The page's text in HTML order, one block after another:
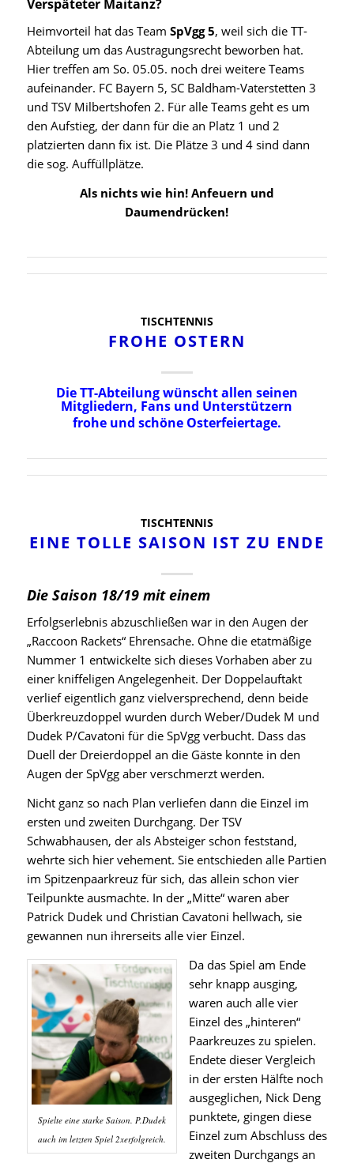
Verspäteter Maitanz?
Heimvorteil hat das Team SpVgg 5, weil sich die TT-
Abteilung um das Austragungsrecht beworben hat.
Hier treffen am So. 05.05. noch drei weitere Teams
aufeinander. FC Bayern 5, SC Baldham-Vaterstetten 3
und TSV Milbertshofen 2. Für alle Teams geht es um
den Aufstieg, der dann für die an Platz 1 und 2
platzierten dann fix ist. Die Plätze 3 und 4 sind dann
die sog. Auffüllplätze.
Als nichts wie hin! Anfeuern und
Daumendrücken!
TISCHTENNIS
FROHE OSTERN
Die TT-Abteilung wünscht allen seinen
Mitgliedern, Fans und Unterstützern
frohe und schöne Osterfeiertage.
TISCHTENNIS
EINE TOLLE SAISON IST ZU ENDE
Die Saison 18/19 mit einem
Erfolgserlebnis abzuschließen war in den Augen der
„Raccoon Rackets“ Ehrensache. Ohne die etatmäßige
Nummer 1 entwickelte sich dieses Vorhaben aber zu
einer kniffeligen Angelegenheit. Der Doppelauftakt
verlief eigentlich ganz vielversprechend, denn beide
Überkreuzdoppel wurden durch Weber/Dudek M und
Dudek P/Cavatoni für die SpVgg verbucht. Dass das
Duell der Dreierdoppel an die Gäste konnte in den
Augen der SpVgg aber verschmerzt werden.
Nicht ganz so nach Plan verliefen dann die Einzel im
ersten und zweiten Durchgang. Der TSV
Schwabhausen, der als Absteiger schon feststand,
wehrte sich hier vehement. Sie entschieden alle Partien
im Spitzenpaarkreuz für sich, das allein schon vier
Teilpunkte ausmachte. In der „Mitte“ waren aber
Patrick Dudek und Christian Cavatoni hellwach, sie
gewannen nun ihrerseits alle vier Einzel.
Spielte eine starke Saison. P.Dudek
auch im letzten Spiel 2xerfolgreich.
Da das Spiel am Ende
sehr knapp ausging,
waren auch alle vier
Einzel des „hinteren“
Paarkreuzes zu spielen.
Endete dieser Vergleich
in der ersten Hälfte noch
ausgeglichen, Nick Deng
punktete, gingen diese
Einzel zum Abschluss des
zweiten Durchgangs an